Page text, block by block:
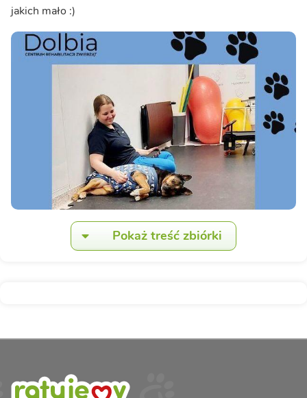
jakich mało :)
Pokaż treść zbiórki